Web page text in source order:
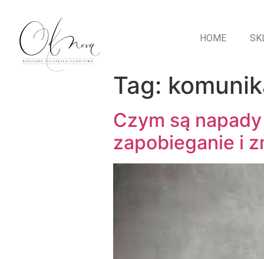
HOME
Tag:
Czym są
zapobieganie i